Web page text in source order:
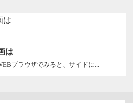
は
ブラウザでみると、サイドに...